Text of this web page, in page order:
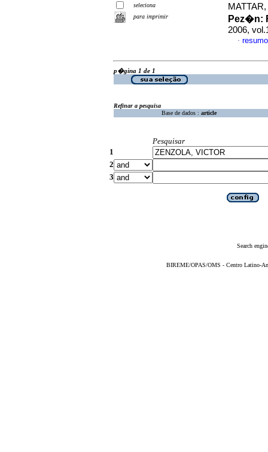
seleciona
para imprimir
Pez�n:
2006,
·
p�gina 1 de 1
Refinar a pesquisa
Base de dados : article
Pesquisar
1
2
3
Search
BIREME/OPAS/OMS - Centro Latino-